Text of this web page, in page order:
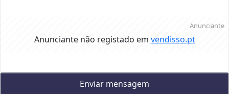
Anunciante
Anunciante não registado em vendisso.pt
Enviar mensagem